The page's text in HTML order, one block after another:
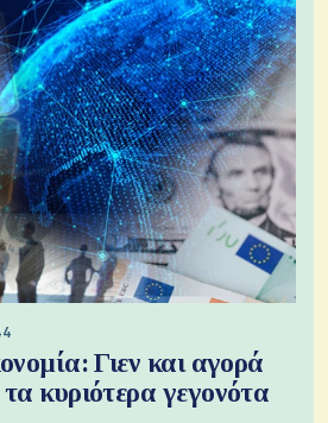
Γιεν και αγορά
κυριότερα γεγονότα